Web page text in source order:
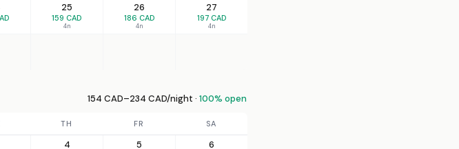
25
159 CAD
4n
26
186 CAD
4n
27
197 CAD
4n
154 CAD–234 CAD/night · 100% open
TH FR SA
4 5 6